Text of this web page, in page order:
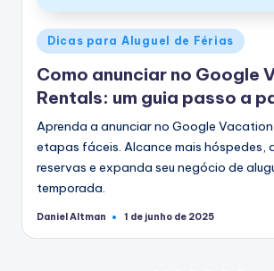
Postado
em
Dicas para Aluguel de Férias
Como anunciar no Google
Rentals: um guia passo a
Aprenda a anunciar no Google Vacation
etapas fáceis. Alcance mais hóspedes,
reservas e expanda seu negócio de
temporada.
Postado
Daniel Altman 1 de junho de 2025